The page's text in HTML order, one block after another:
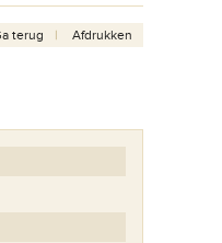
terug Afdrukken